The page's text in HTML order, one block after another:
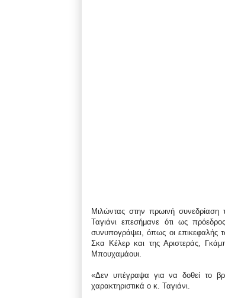
Μιλώντας στην πρωινή συνεδρίαση
Ταγιάνι επεσήμανε ότι ως
συνυπογράψει, όπως οι
Σκα Κέλερ και της Αριστεράς,
Μπουχαμάουι.
«Δεν υπέγραψα για να δοθεί το
χαρακτηριστικά ο κ. Ταγιάνι.